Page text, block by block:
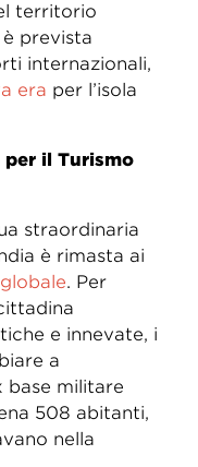
territorio
prevista
internazionali,
era per l’isola
per il Turismo
straordinaria
è rimasta ai
. Per
e innevate, i
a
base militare
508 abitanti,
nella